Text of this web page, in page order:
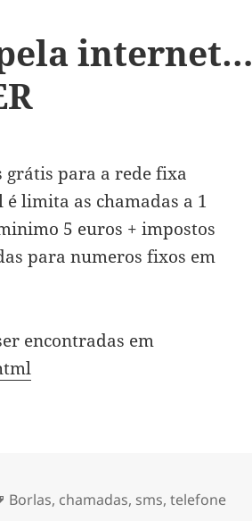
internet…
grátis para a rede fixa
limita as chamadas a 1
5 euros + impostos
para numeros fixos em
encontradas em
Etiquetas
Borlas, chamadas, sms,telefone